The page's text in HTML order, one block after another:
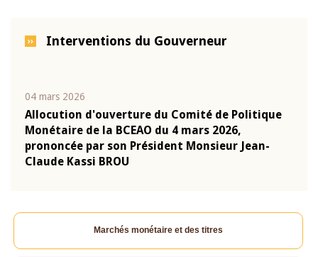
Interventions du Gouverneur
04 mars 2026
Allocution d'ouverture du Comité de Politique
Monétaire de la BCEAO du 4 mars 2026,
prononcée par son Président Monsieur Jean-
Claude Kassi BROU
Marchés monétaire et des titres